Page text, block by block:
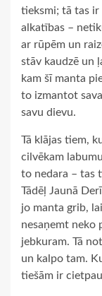
tieksmi; tā tas ir
alkatības –
ar rūpēm un
stāv kaudzē un
kam šī manta
to izmantot
savu dievu.
Tā klājas tiem,
cilvēkam
to nedara – tas
Tādēļ Jaunā
jo manta grib,
nesaņemt neko
jebkuram. Tā
un kalpo tam.
tiešām ir